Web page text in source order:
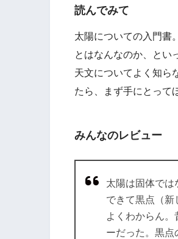
読んでみて
太陽についての入門書
とはなんなのか、とい
天文についてよく知ら
たら、まず手にとって
みんなのレビュー
太陽は固体で
できて黒点（新
よくわからん
ーだった。黒点